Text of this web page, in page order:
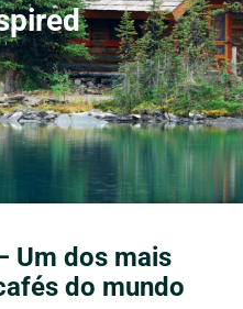
Um dos mais
do mundo